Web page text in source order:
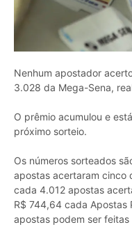
Nenhum apostador
3.028 da Mega-Sena,
O prêmio acumulou e
próximo sorteio.
Os números sorteados
apostas acertaram cinco
cada 4.012 apostas
R$ 744,64 cada Apostas
apostas podem ser